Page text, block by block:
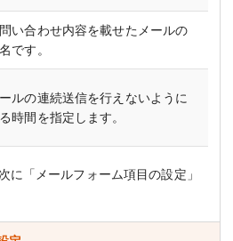
い合わせ内容を載せたメールの
です。
ールの連続送信を行えないように
時間を指定します。
に「メールフォーム項目の設定」